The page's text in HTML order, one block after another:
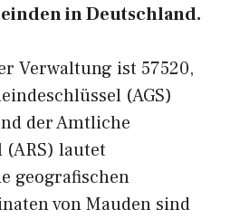
in Deutschland.
Verwaltung ist 57520,
(AGS)
der Amtliche
(ARS) lautet
geografischen
von Mauden sind